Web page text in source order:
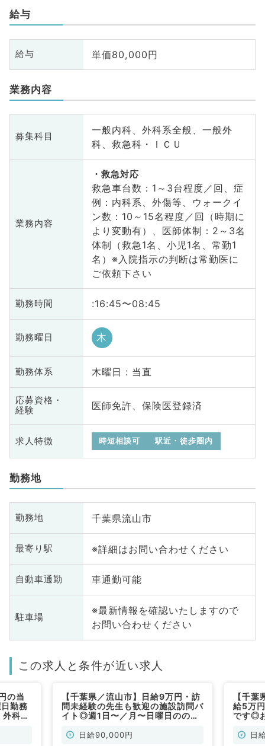
給与
給与 単価80,000円
業務内容
募集科目
一般内科、外科系全般、一般外
科、救急科・ＩＣＵ
業務内容
救急対応
救急車台数：1～3台程度／回、症
例：内科系、外傷等、ウォークイ
ン数：10～15名程度／回（時期に
より変動有）、医師体制：2～3名
体制（救急1名、小児1名、常勤1
名）※入院指示の判断は常勤医に
ご依頼下さい
勤務時間 :16:45〜08:45
勤務曜日 木
勤務体系 木曜日 : 当直
応募資格・
経験
医師免許、保険医登録済
求人特徴 時短相談可 駅近・徒歩圏内
勤務地
勤務地 千葉県流山市
最寄り駅 ※詳細はお問い合わせください
自動車通勤 車通勤可能
駐車場
※最新情報を確認いたしますので
お問い合わせください
この求人と条件が近い求人
の当
勤務
科系
【千葉県／流山市】日給9万円・訪
問未経験の先生も歓迎の施設訪問バ
イト◎週1日〜／月〜日曜日ののい
時短勤務も応相談です（内科系／非
日給90,000円
【千
給5万
です◎
日